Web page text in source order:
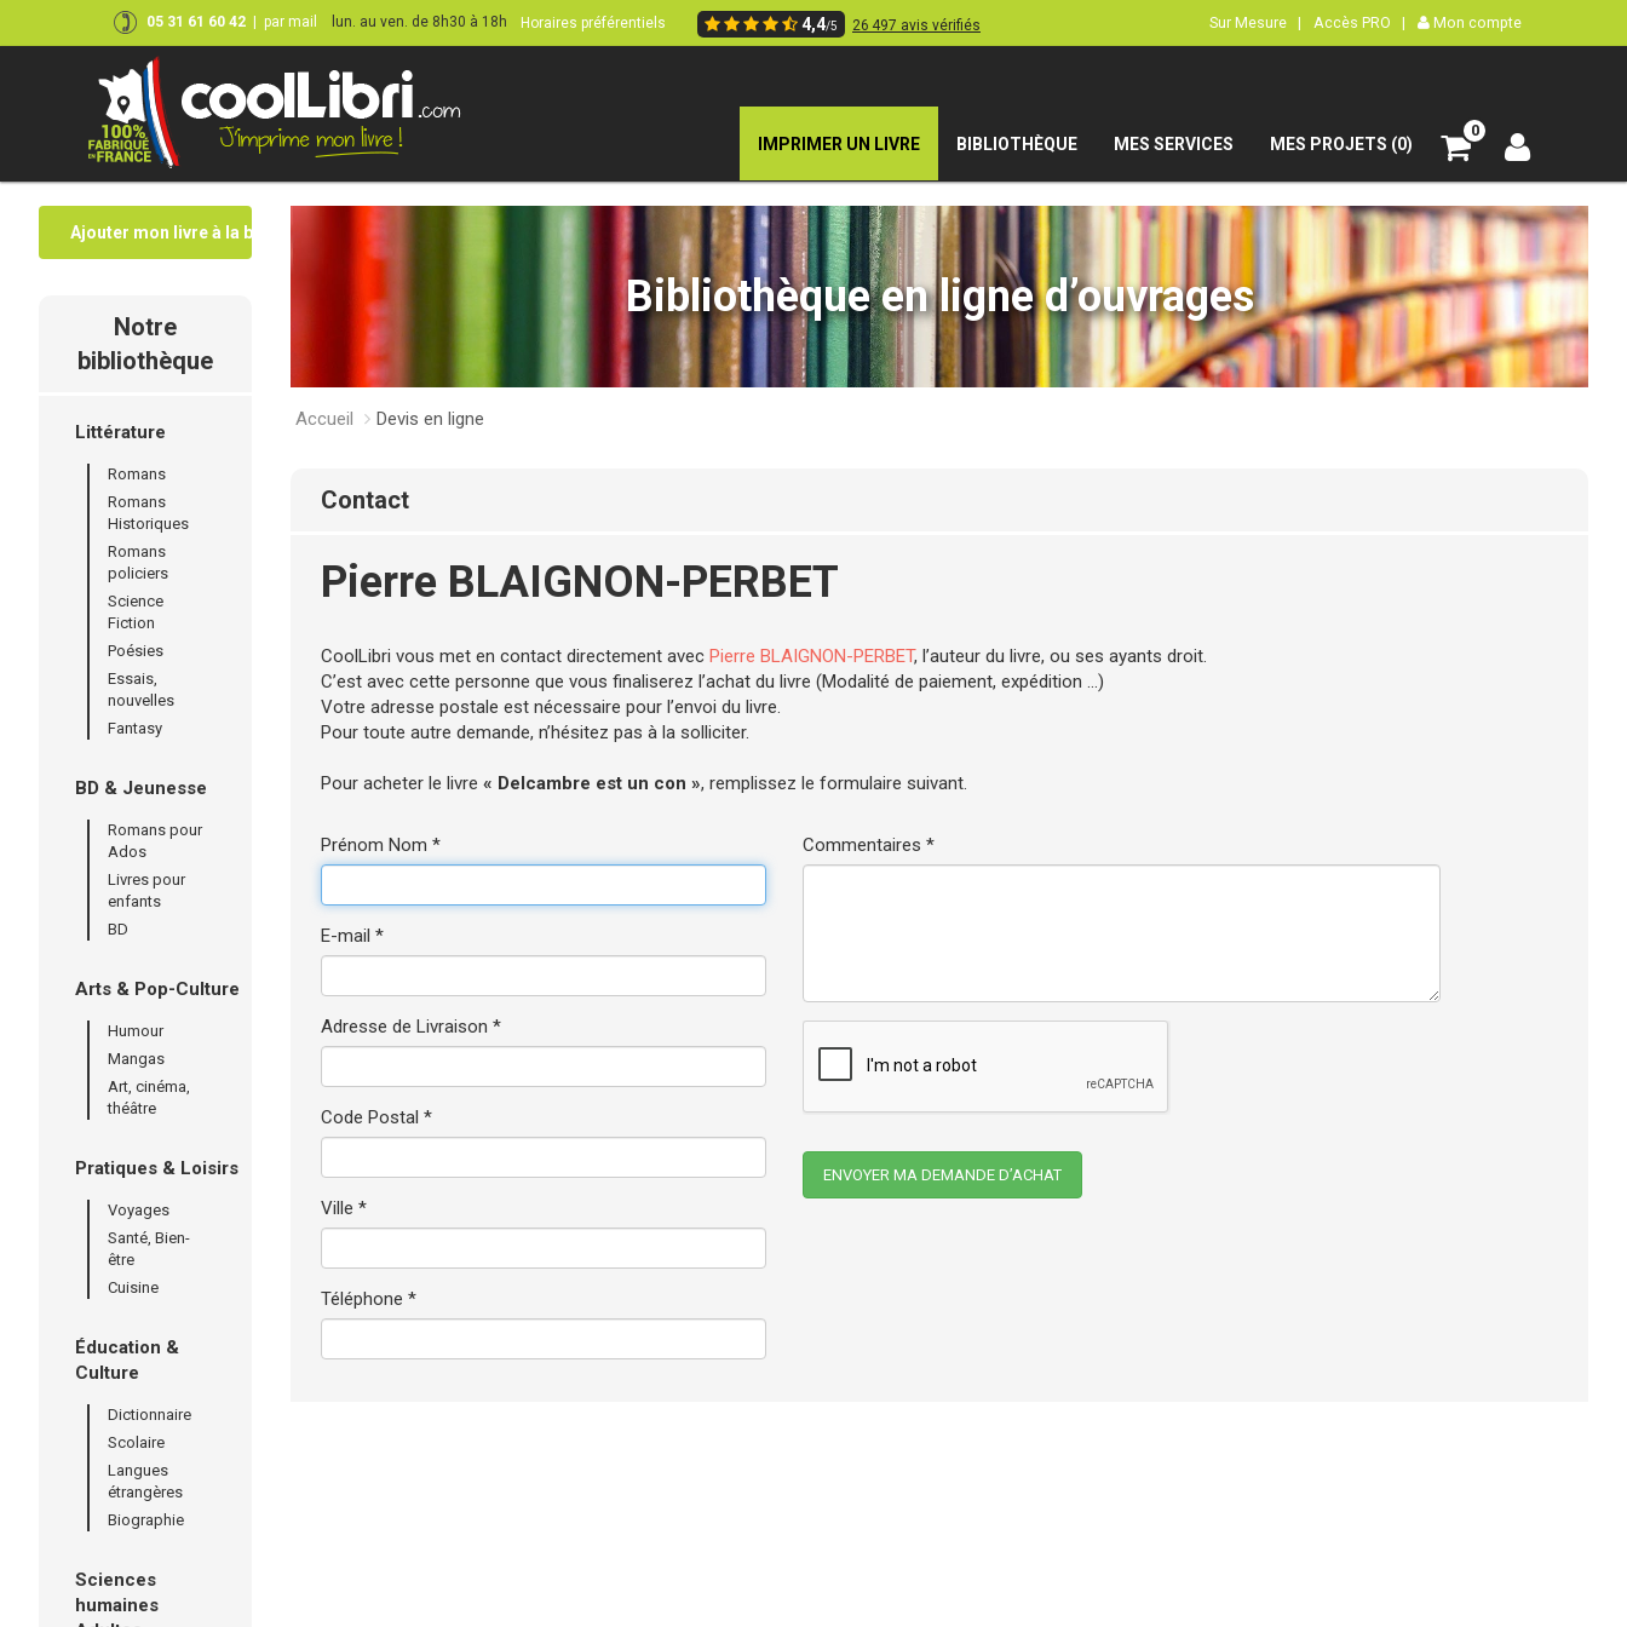
05 31 61 60 42 par mail lun. au ven. de 8h30 à 18h Horaires préférentiels 4,4/5 26 497 avis vérifiés Sur Mesure | Accès PRO | Mon compte
IMPRIMER UN LIVRE BIBLIOTHÈQUE MES SERVICES MES PROJETS (0)
0
Ajouter mon livre à la bibliothèque
Notre
bibliothèque
Littérature
Romans
Romans
Historiques
Romans
policiers
Science
Fiction
Poésies
Essais,
nouvelles
Fantasy
BD & Jeunesse
Romans pour
Ados
Livres pour
enfants
BD
Arts & Pop-Culture
Humour
Mangas
Art, cinéma,
théâtre
Pratiques & Loisirs
Voyages
Santé, Bien-
être
Cuisine
Éducation &
Culture
Dictionnaire
Scolaire
Langues
étrangères
Biographie
Sciences
humaines
Bibliothèque en ligne d’ouvrages
Accueil Devis en ligne
contact
Pierre BLAIGNON-PERBET
CoolLibri vous met en contact directement avec Pierre BLAIGNON-PERBET, l’auteur du livre, ou ses ayants droit.
C’est avec cette personne que vous finaliserez l’achat du livre (Modalité de paiement, expédition ...)
Votre adresse postale est nécessaire pour l’envoi du livre.
Pour toute autre demande, n’hésitez pas à la solliciter.
Pour acheter le livre « Delcambre est un con », remplissez le formulaire suivant.
Prénom Nom *
E-mail *
Adresse de Livraison *
Code Postal *
Ville *
Téléphone *
Commentaires *